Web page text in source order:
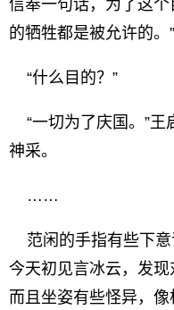
信奉一句话，为了这
的牺牲都是被允许的。”
“什么目的？”
“一切为了庆国。”王
神采。
……
范闲的手指有些下意
今天初见言冰云，发现
而且坐姿有些怪异，